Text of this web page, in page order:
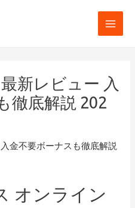
Main
新レビュー 入
徹底解説 202
金不要ボーナスも徹底解説
オンライン